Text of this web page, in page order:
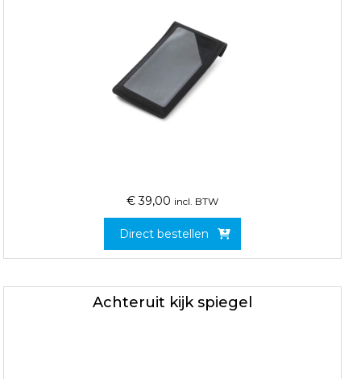
€ 39,00 incl. BTW
Direct bestellen
Achteruit kijk spiegel